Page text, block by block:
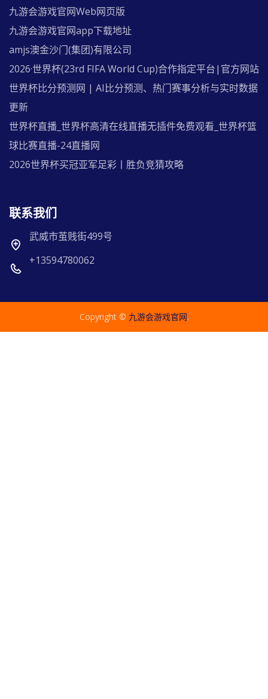
九游会游戏官网Web网页版
九游会游戏官网app下载地址
amjs澳金沙门(集团)有限公司
2026·世界杯(23rd FIFA World Cup)合作指定平台|官方网站
世界杯比分预测网 | AI比分预测、热门赛事分析与实时数据
更新
世界杯直播_世界杯高清在线直播无插件免费观看_世界杯篮
球比赛直播-24直播网
2026世界杯买冠亚军足彩丨胜负竞猜攻略
联系我们
武威市茧贱街499号
+13594780062
Copyright © 九游会游戏官网.